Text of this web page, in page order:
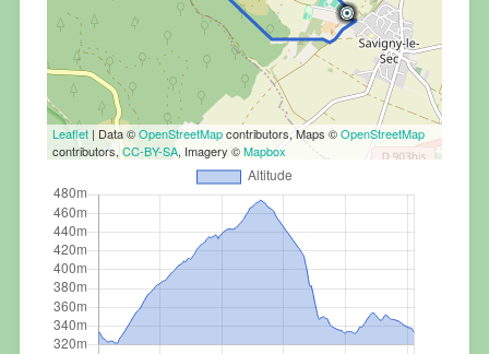
Leaflet| Data ©OpenStreetMapcontributors, Maps ©OpenStreetMap
contributors, CC-BY-SA, Imagery ©Mapbox